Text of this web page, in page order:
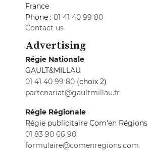
France
Phone : 01 41 40 99 80
Contact us
Advertising
Régie Nationale
GAULT&MILLAU
01 41 40 99 80 (choix 2)
partenariat@gaultmillau.fr
Régie Régionale
Régie publicitaire Com'en Régions
01 83 90 66 90
formulaire@comenregions.com